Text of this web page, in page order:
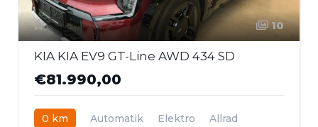
10
KIA KIA EV9 GT-Line AWD 434 SD
€81.990,00
0 km Automatik Elektro Allrad